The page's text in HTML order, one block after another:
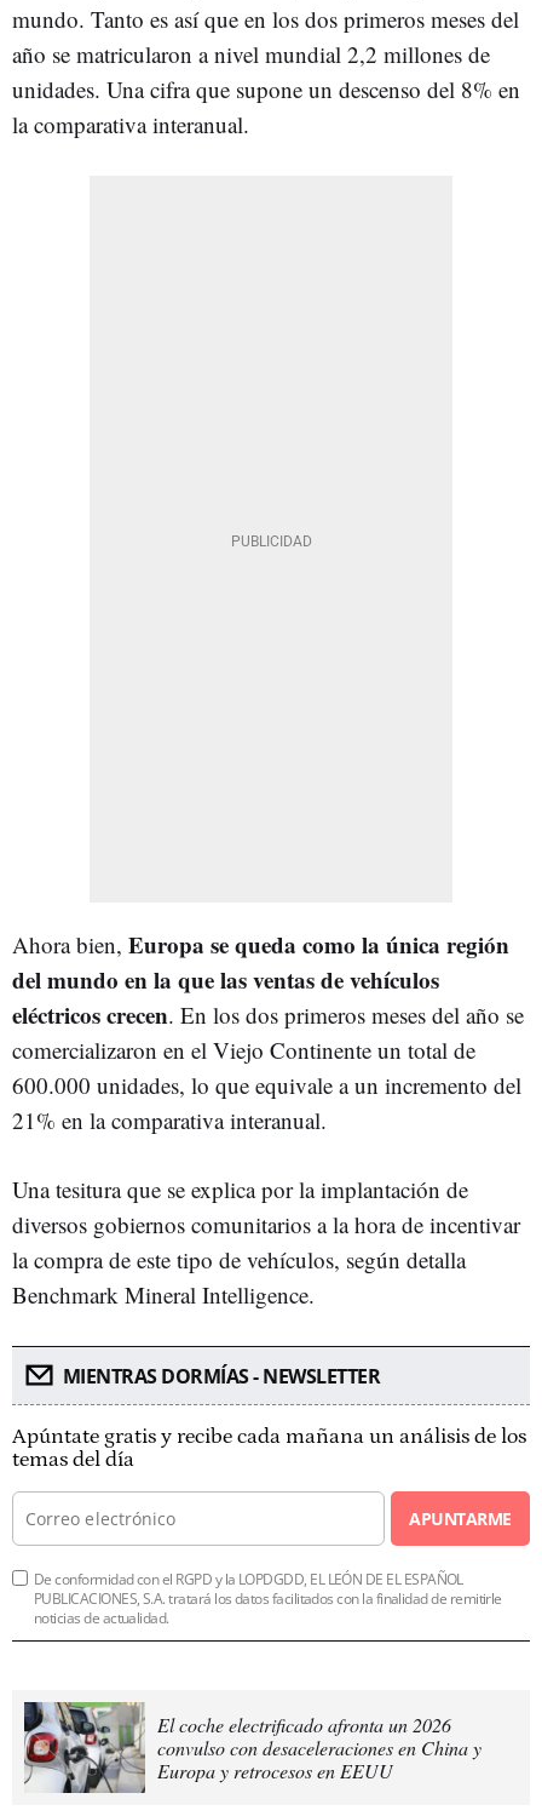
mundo. Tanto es así que en los dos primeros meses del
año se matricularon a nivel mundial 2,2 millones de
unidades. Una cifra que supone un descenso del 8% en
la comparativa interanual.
Ahora bien, Europa se queda como la única región
del mundo en la que las ventas de vehículos
eléctricos crecen. En los dos primeros meses del año se
comercializaron en el Viejo Continente un total de
600.000 unidades, lo que equivale a un incremento del
21% en la comparativa interanual.
Una tesitura que se explica por la implantación de
diversos gobiernos comunitarios a la hora de incentivar
la compra de este tipo de vehículos, según detalla
Benchmark Mineral Intelligence.
MIENTRAS DORMÍAS - NEWSLETTER
Apúntate gratis y recibe cada mañana un análisis de los
temas del día
APUNTARME
De conformidad con el RGPD y la LOPDGDD, EL LEÓN DE EL ESPAÑOL
PUBLICACIONES, S.A. tratará los datos facilitados con la finalidad de remitirle
noticias de actualidad.
El coche electrificado afronta un 2026
convulso con desaceleraciones en China y
Europa y retrocesos en EEUU